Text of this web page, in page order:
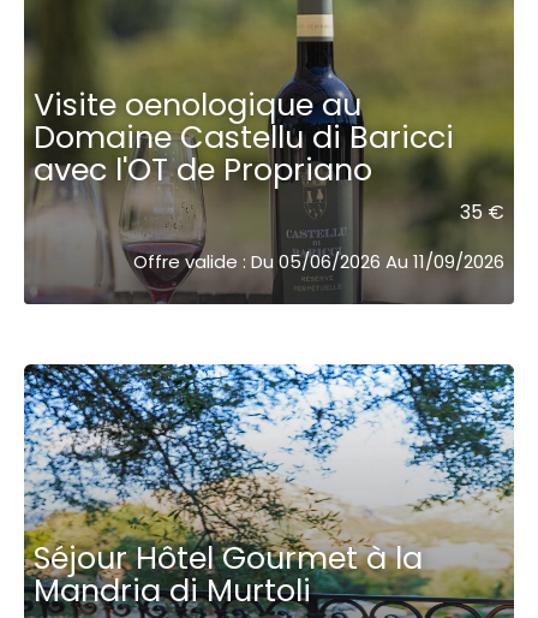
Visite oenologique au
Domaine Castellu di Baricci
avec l'OT de Propriano
35 €
Offre valide : Du 05/06/2026 Au 11/09/2026
Séjour Hôtel Gourmet à la
Mandria di Murtoli